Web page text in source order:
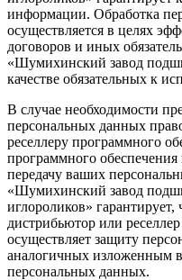
информации. Обработка
осуществляется в целях
договоров и иных
«Шумихинский завод
качестве обязательных к
В случае необходимости
персональных данных
реселлеру программного
программного
передачу ваших
«Шумихинский завод
иглороликов» гарантирует,
дистрибьютор или
осуществляет защиту
аналогичных изложенным
персональных данных.